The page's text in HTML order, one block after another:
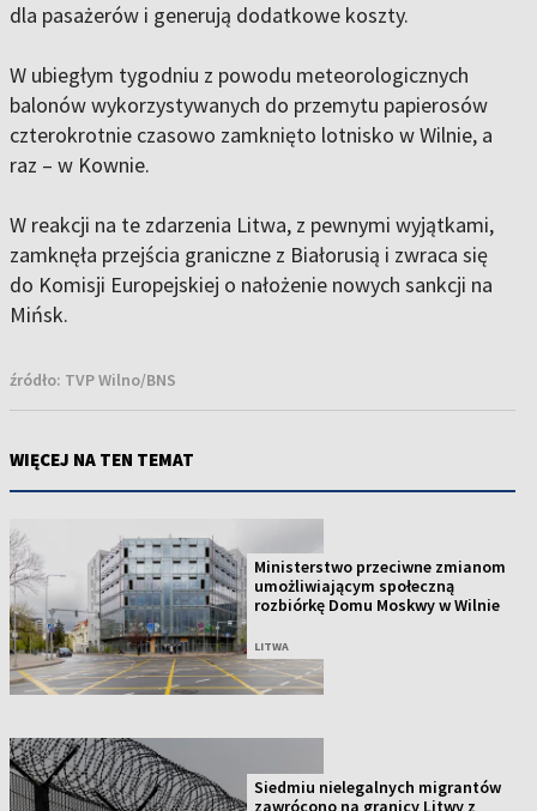
dla pasażerów i generują dodatkowe koszty.
W ubiegłym tygodniu z powodu meteorologicznych
balonów wykorzystywanych do przemytu papierosów
czterokrotnie czasowo zamknięto lotnisko w Wilnie, a
raz – w Kownie.
W reakcji na te zdarzenia Litwa, z pewnymi wyjątkami,
zamknęła przejścia graniczne z Białorusią i zwraca się
do Komisji Europejskiej o nałożenie nowych sankcji na
Mińsk.
źródło: TVP Wilno/BNS
WIĘCEJ NA TEN TEMAT
Ministerstwo przeciwne zmianom
umożliwiającym społeczną
rozbiórkę Domu Moskwy w Wilnie
LITWA
Siedmiu nielegalnych migrantów
zawrócono na granicy Litwy z